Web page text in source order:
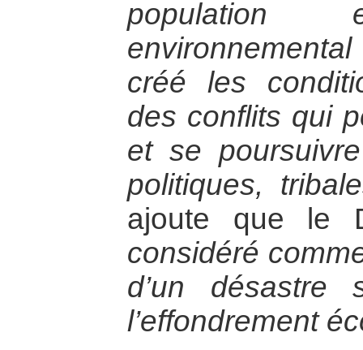
créé les
des conflits qui
et se
politiques,
ajoute que le
considéré
d’un désastre
l’effondrement